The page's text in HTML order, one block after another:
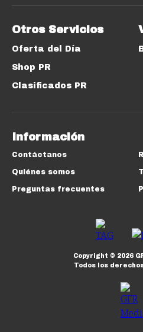
Otros Servicios
Oferta del Día
Shop PR
Clasificados PR
Información
Contáctanos
Quiénes somos
Preguntas frecuentes
Copyright © 2026
Todos los